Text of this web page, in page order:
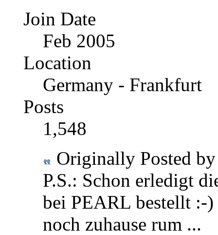
Join Date
Feb 2005
Location
Germany - Frankfurt
Posts
1,548
Originally Posted
P.S.: Schon erledigt
bei PEARL bestellt :-
noch zuhause rum ...